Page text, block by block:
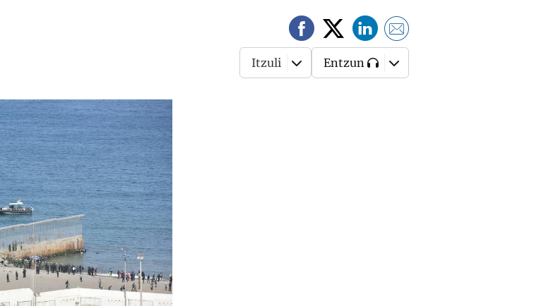
Itzuli Entzun